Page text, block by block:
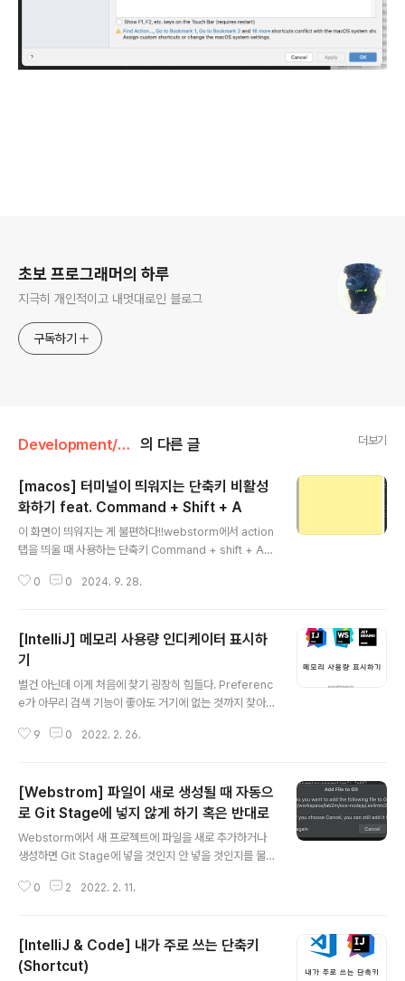
초보 프로그래머의 하루
지극히 개인적이고 내멋대로인 블로그
구독하기
Development/Tool 의 다른 글 더보기
[macos] 터미널이 띄워지는 단축키 비활성
화하기 feat. Command + Shift + A
이 화면이 띄워지는 게 불편하다!!webstorm에서 action
탭을 띄울 때 사용하는 단축키 Command + shift + A를
다. 해서 키보드 단축키를 다 찾아봤더니 설정에 있었
인덱스 검색
0 0 2024. 9. 28.
[IntelliJ] 메모리 사용량 인디케이터 표시하
기
별건 아닌데 이게 처음에 찾기 굉장히 힘들다. Preferenc
e가 아무리 검색 기능이 좋아도 거기에 없는 것까지 찾아
Shift 키를 두 번 눌러서 전체 찾기를 한 다음에(혹은 Acti
우클릭을 해서 설정하는 방법 두 가지가 있다. 편한 방법을
찾아 사용하면 되겠다. 첫 번째 방법: Actions 에서 mem
ory를 검색하여 메모리 사용 표시가 나오게 하는 방법 두
번째 방법: 하단 영역을 마우스 우클릭하고 나오는 메뉴에
서 선택하여 표시하는 방법 그리고 Memory Indicator
를 클릭하면 Gabage Collecti..
9 0 2022. 2. 26.
[Webstrom] 파일이 새로 생성될 때 자동으
로 Git Stage에 넣지 않게 하기 혹은 반대로
Webstorm에서 새 프로젝트에 파일을 새로 추가하거나
생성하면 Git Stage에 넣을 것인지 안 넣을 것인지를 물
할 것 같아서 Don't ask again을 체크하고 Add 버튼을
할 때 Comment에 수정 내용을 입력하는데 나는 파일을
하나씩 Stage에 올리면서 체크하여 Comment의 내용을
0 2 2022. 2. 11.
[IntelliJ & Code] 내가 주로 쓰는 단축키
(Shortcut)